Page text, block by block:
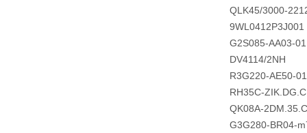
QLK45/3000-
9WL0412P3J001
G2S085-AA03-01
DV4114/2NH
R3G220-AE50-01
RH35C-
QK08A-
G3G280-BR04-